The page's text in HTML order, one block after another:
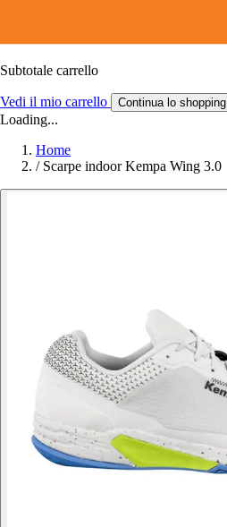
Subtotale carrello
Vedi il mio carrello Continua lo shopping
Loading...
Home
/ Scarpe indoor Kempa Wing 3.0